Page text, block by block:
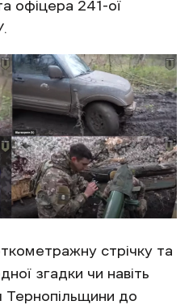
офіцера 241-ої
стрічку та
згадки чи навіть
Тернопільщини до